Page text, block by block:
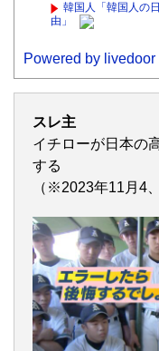
韓国人「韓国人の
由」
Powered by
スレ主
イチローが日本の
する
（※2023年11月4